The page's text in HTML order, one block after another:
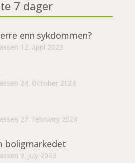
7 dager
enn sykdommen?
12. April 2023
24. October 2024
27. February 2024
boligmarkedet
9. July 2023